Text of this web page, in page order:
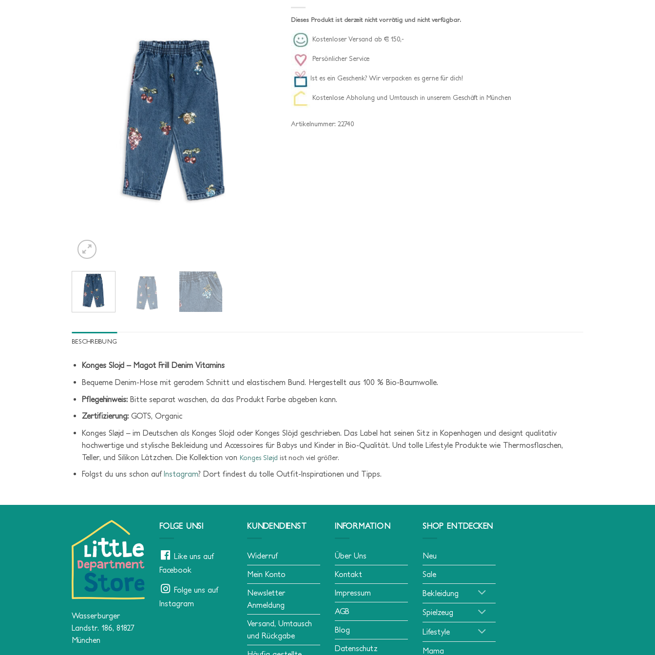
Dieses Produkt ist derzeit nicht vorrätig und nicht verfügbar.
Kostenloser Versand ab € 150,-
Persönlicher Service
Ist es ein Geschenk? Wir verpacken es gerne für dich!
Kostenlose Abholung und Umtausch in unserem Geschäft in München
Artikelnummer: 22740
BESCHREIBUNG
Konges Slojd – Magot Frill Denim Vitamins
Bequeme Denim-Hose mit geradem Schnitt und elastischem Bund. Hergestellt aus 100 % Bio-Baumwolle.
Pflegehinweis:Bitte separat waschen, da das Produkt Farbe abgeben kann.
Zertifizierung:GOTS, Organic
Konges Sløjd – im Deutschen als Konges Slojd oder Konges Slöjd geschrieben. Das Label hat seinen Sitz in Kopenhagen und designt qualitativ
hochwertige und stylische Bekleidung und Accessoires für Babys und Kinder in Bio-Qualität. Und tolle Lifestyle Produkte wie Thermosflaschen,
Teller, und Silikon Lätzchen. Die Kollektion von Konges Sløjd ist noch viel größer.
Folgst du uns schon auf Instagram? Dort findest du tolle Outfit-Inspirationen und Tipps.
Wasserburger
Landstr. 186, 81827
München
FOLGE UNS!
Like uns auf
Facebook
Folge uns auf
Instagram
KUNDENDIENST
Widerruf
Mein Konto
Newsletter
Anmeldung
Versand, Umtausch
und Rückgabe
INFORMATION
Über Uns
Kontakt
Impressum
AGB
Blog
Datenschutz
SHOP ENTDECKEN
Neu
Sale
Bekleidung
Spielzeug
Lifestyle
Mama